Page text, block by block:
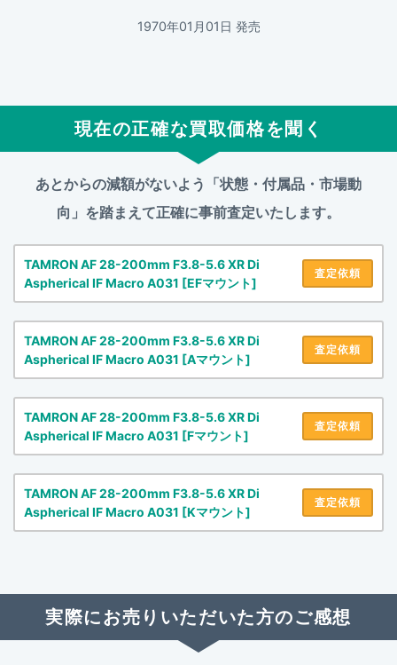
1970年01月01日 発売
現在の正確な買取価格を聞く
あとからの減額がないよう「状態・付属品・市場動
向」を踏まえて正確に事前査定いたします。
TAMRON AF 28-200mm F3.8-5.6 XR Di
Aspherical IF Macro A031 [EFマウント]
査定依頼
TAMRON AF 28-200mm F3.8-5.6 XR Di
Aspherical IF Macro A031 [Aマウント]
査定依頼
TAMRON AF 28-200mm F3.8-5.6 XR Di
Aspherical IF Macro A031 [Fマウント]
査定依頼
TAMRON AF 28-200mm F3.8-5.6 XR Di
Aspherical IF Macro A031 [Kマウント]
査定依頼
実際にお売りいただいた方のご感想